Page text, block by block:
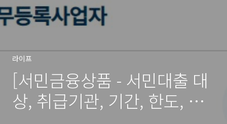
라이프
[서민금융상품 - 서민대출 대
상, 취급기관, 기간, 한도, 금